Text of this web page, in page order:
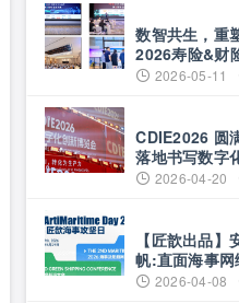
数智共生，
2026寿险&财
启幕2026-05-11
CDIE2026 圆
落地书写数字
2026-04-20
【匠歆出品
帆:直面海事
的双重挑战
2026-04-08